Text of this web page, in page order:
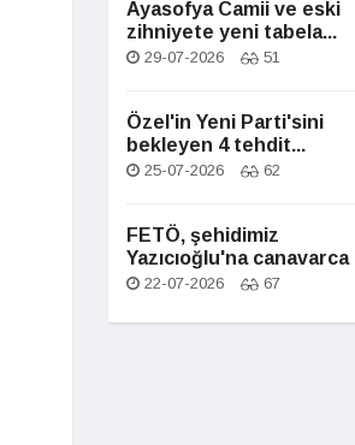
Ayasofya Camii ve eski
zihniyete yeni tabela...
29-07-2026 51
Özel'in Yeni Parti'sini
bekleyen 4 tehdit...
25-07-2026 62
FETÖ, şehidimiz
Yazıcıoğlu'na canavarca
22-07-2026 67